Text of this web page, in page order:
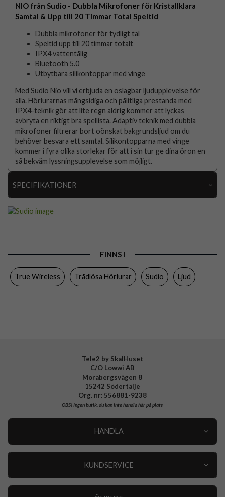
NIO från Sudio - Dubbla Mikrofoner för Kristallklara
Samtal & Upp till 20 Timmar Total Speltid
Dubbla mikrofoner för tydligt tal
Speltid upp till 20 timmar totalt
IPX4 vattentålig
Bluetooth 5.0
Utbytbara silikontoppar med vinge
Med Sudio Nio vill vi erbjuda en oslagbar ljudupplevelse för
alla. Hörlurarnas mångsidiga och pålitliga prestanda med
IPX4-teknik gör att lite regn aldrig kommer att lyckas
avbryta en riktigt bra spellista. Adaptiv teknik med dubbla
mikrofoner filtrerar bort oönskat bakgrundsljud om du
behöver besvara ett samtal. Silikontopparna med vinge
kommer i fyra olika storlekar för att i sin tur ge dina öron en
så bekväm lyssningsupplevelse som möjligt.
SPECIFIKATIONER
Material Plast
FINNS I
True Wireless Trådlösa Hörlurar Sudio Ljud
Tele2 by SkalHuset
C/O Lowwi AB
Morabergsvägen 8
15242 Södertälje
Org. nr: 556881-9238
OBS!Ingen butik, du kan inte handla här på plats
HANDLA
KUNDSERVICE